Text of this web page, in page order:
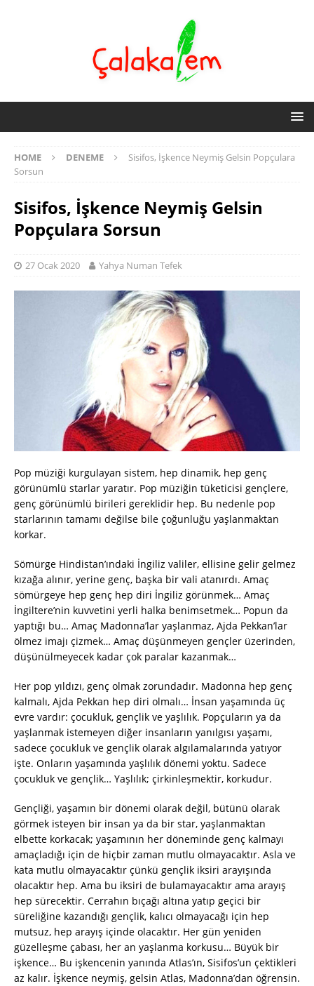
HOME DENEME
Sisifos, İşkence Neymiş Gelsin Popçulara
Sorsun
Sisifos, İşkence Neymiş Gelsin
Popçulara Sorsun
27 Ocak 2020 Yahya Numan Tefek
Pop müziği kurgulayan sistem, hep dinamik, hep genç
görünümlü starlar yaratır. Pop müziğin tüketicisi gençlere,
genç görünümlü birileri gereklidir hep. Bu nedenle pop
starlarının tamamı değilse bile çoğunluğu yaşlanmaktan
korkar.
Sömürge Hindistan’ındaki İngiliz valiler, ellisine gelir gelmez
kızağa alınır, yerine genç, başka bir vali atanırdı. Amaç
sömürgeye hep genç hep diri İngiliz görünmek… Amaç
İngiltere’nin kuvvetini yerli halka benimsetmek… Popun da
yaptığı bu… Amaç Madonna’lar yaşlanmaz, Ajda Pekkan’lar
ölmez imajı çizmek… Amaç düşünmeyen gençler üzerinden,
düşünülmeyecek kadar çok paralar kazanmak…
Her pop yıldızı, genç olmak zorundadır. Madonna hep genç
kalmalı, Ajda Pekkan hep diri olmalı… İnsan yaşamında üç
evre vardır: çocukluk, gençlik ve yaşlılık. Popçuların ya da
yaşlanmak istemeyen diğer insanların yanılgısı yaşamı,
sadece çocukluk ve gençlik olarak algılamalarında yatıyor
işte. Onların yaşamında yaşlılık dönemi yoktu. Sadece
çocukluk ve gençlik… Yaşlılık; çirkinleşmektir, korkudur.
Gençliği, yaşamın bir dönemi olarak değil, bütünü olarak
görmek isteyen bir insan ya da bir star, yaşlanmaktan
elbette korkacak; yaşamının her döneminde genç kalmayı
amaçladığı için de hiçbir zaman mutlu olmayacaktır. Asla ve
kata mutlu olmayacaktır çünkü gençlik iksiri arayışında
olacaktır hep. Ama bu iksiri de bulamayacaktır ama arayış
hep sürecektir. Cerrahın bıçağı altına yatıp geçici bir
süreliğine kazandığı gençlik, kalıcı olmayacağı için hep
mutsuz, hep arayış içinde olacaktır. Her gün yeniden
güzelleşme çabası, her an yaşlanma korkusu… Büyük bir
işkence… Bu işkencenin yanında Atlas’ın, Sisifos’un çektikleri
az kalır. İşkence neymiş, gelsin Atlas, Madonna’dan öğrensin.